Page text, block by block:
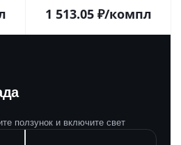
1 513.05₽/компл
ползунок и включите свет